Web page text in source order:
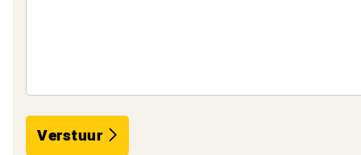
Verstuur